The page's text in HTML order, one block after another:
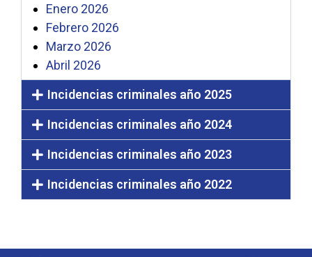
Enero 2026
Febrero 2026
Marzo 2026
Abril 2026
Incidencias criminales año 2025
Incidencias criminales año 2024
Incidencias criminales año 2023
Incidencias criminales año 2022